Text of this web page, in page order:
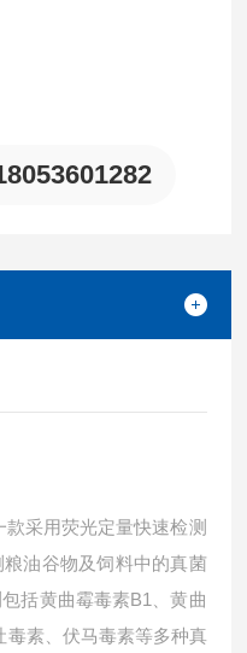
款采用荧光定量快速检测
油谷物及饲料中的真菌
括黄曲霉毒素B1、黄曲
素、伏马毒素等多种真